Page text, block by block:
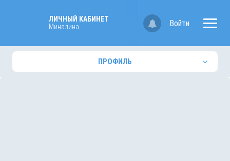
ЛИЧНЫЙ КАБИНЕТ
Миналина
Войти
ПРОФИЛЬ